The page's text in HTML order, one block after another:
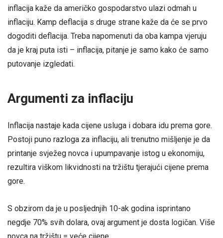
inflacija kaže da američko gospodarstvo ulazi odmah u
inflaciju. Kamp deflacija s druge strane kaže da će se prvo
dogoditi deflacija. Treba napomenuti da oba kampa vjeruju
da je kraj puta isti – inflacija, pitanje je samo kako će samo
putovanje izgledati.
Argumenti za inflaciju
Inflacija nastaje kada cijene usluga i dobara idu prema gore.
Postoji puno razloga za inflaciju, ali trenutno mišljenje je da
printanje svježeg novca i upumpavanje istog u ekonomiju,
rezultira viškom likvidnosti na tržištu tjerajući cijene prema
gore.
S obzirom da je u posljednjih 10-ak godina isprintano
negdje 70% svih dolara, ovaj argument je dosta logičan. Više